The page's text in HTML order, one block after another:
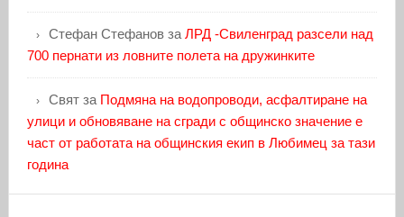
Стефан Стефановза ЛРД -Свиленград разсели над
700 пернати из ловните полета на дружинките
Святза Подмяна на водопроводи, асфалтиране на
улици и обновяване на сгради с общинско значение е
част от работата на общинския екип в Любимец за тази
година